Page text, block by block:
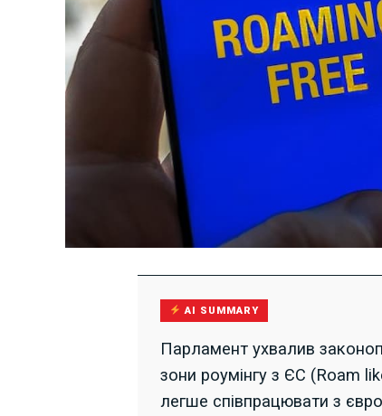
AI SUMMARY
Парламент ухвалив
зони роумінгу з ЄС (Roam
легше співпрацювати з